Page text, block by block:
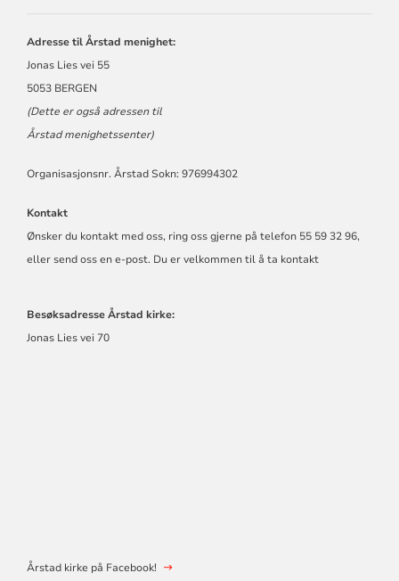
Adresse til Årstad menighet:
Jonas Lies vei 55
5053 BERGEN
(Dette er også adressen til
Årstad menighetssenter)
Organisasjonsnr. Årstad Sokn: 976994302
Kontakt
Ønsker du kontakt med oss, ring oss gjerne på telefon 55 59 32 96,
eller send oss en e-post. Du er velkommen til å ta kontakt
Besøksadresse Årstad kirke:
Jonas Lies vei 70
Årstad kirke på Facebook!